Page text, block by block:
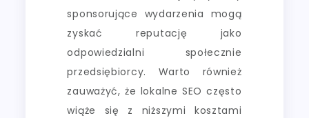
sponsorujące wydarzenia mogą
zyskać reputację jako
odpowiedzialni społecznie
przedsiębiorcy. Warto również
zauważyć, że lokalne SEO często
wiąże się z niższymi kosztami